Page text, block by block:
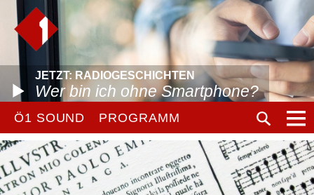
JETZT: RADIOGESCHICHTEN
Wer bin ich ohne Smartphone?
Ö1 SOUND PROGRAMM